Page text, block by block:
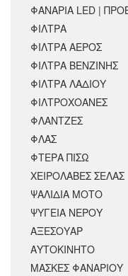
ΦΑΝΑΡΙΑ LED |
ΦΙΛΤΡΑ
ΦΙΛΤΡΑ ΑΕΡΟΣ
ΦΙΛΤΡΑ ΒΕΝΖΙΝΗΣ
ΦΙΛΤΡΑ ΛΑΔΙΟΥ
ΦΙΛΤΡΟΧΟΑΝΕΣ
ΦΛΑΝΤΖΕΣ
ΦΛΑΣ
ΦΤΕΡΑ ΠΙΣΩ
ΧΕΙΡΟΛΑΒΕΣ ΣΕΛΑΣ
ΨΑΛΙΔΙΑ ΜΟΤΟ
ΨΥΓΕΙΑ ΝΕΡΟΥ
ΑΞΕΣΟΥΆΡ
ΑΥΤΟΚΙΝΗΤΟ
ΜΑΣΚΕΣ ΦΑΝΑΡΙΟΥ